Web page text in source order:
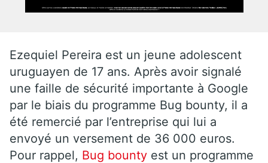
Ezequiel Pereira est un jeune adolescent
uruguayen de 17 ans. Après avoir signalé
une faille de sécurité importante à Google
par le biais du programme Bug bounty, il a
été remercié par l’entreprise qui lui a
envoyé un versement de 36 000 euros.
Pour rappel, Bug bounty est un programme